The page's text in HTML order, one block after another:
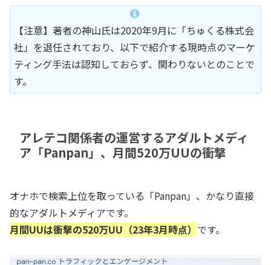
【注意】著者の神山氏は2020年9月に「ちゅくる株式会
社」を退任されており、以下で紹介する現時点のマーケ
ティング手法は認知しておらず、関わりないとのことで
す。
アレテコ関係者の運営するアダルトメディ
ア「Panpan」、月間520万UUの衝撃
オナホで検索上位を取っている「Panpan」、かなり直接
的なアダルトメディアです。
月間UUは衝撃の520万UU（23年3月時点） です。